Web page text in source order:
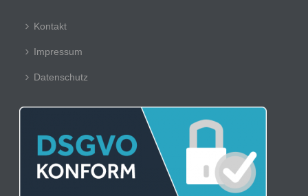
Kontakt
Impressum
Datenschutz